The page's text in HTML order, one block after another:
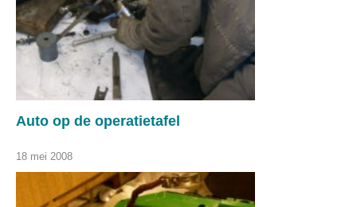
Auto op de operatietafel
18 mei 2008